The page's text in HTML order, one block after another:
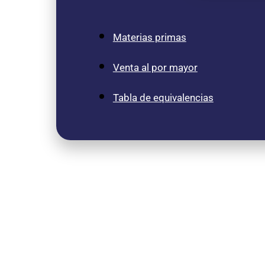
Materias primas
Venta al por mayor
Tabla de equivalencias